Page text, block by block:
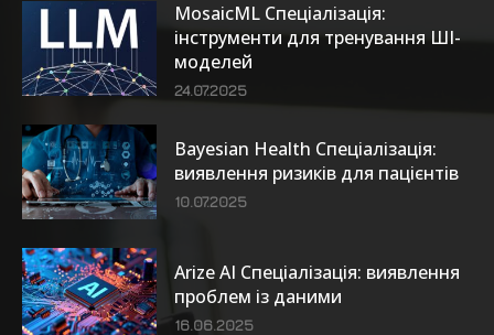
MosaicML Спеціалізація:
інструменти для тренування ШІ-
моделей
24.07.2025
Bayesian Health Спеціалізація:
виявлення ризиків для пацієнтів
10.07.2025
Arize AI Спеціалізація: виявлення
проблем із даними
16.06.2025